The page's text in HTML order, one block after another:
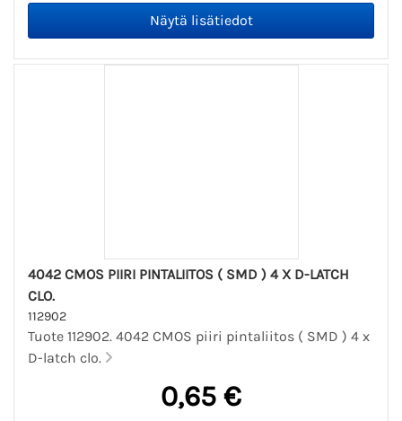
4042 CMOS PIIRI PINTALIITOS ( SMD ) 4 X D-LATCH
CLO.
112902
Tuote 112902. 4042 CMOS piiri pintaliitos ( SMD ) 4 x
D-latch clo.
0,65 €